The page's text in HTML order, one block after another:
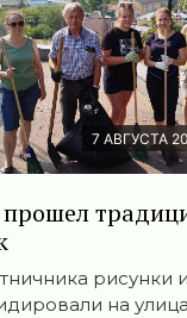
7 АВГУСТА
прошел
рисунки
на